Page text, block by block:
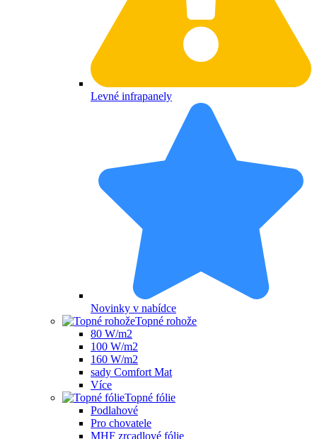
Levné infrapanely
Novinky v nabídce
Topné rohože
80 W/m2
100 W/m2
160 W/m2
sady Comfort Mat
Více
Topné fólie
Podlahové
Pro chovatele
MHF zrcadlové fólie